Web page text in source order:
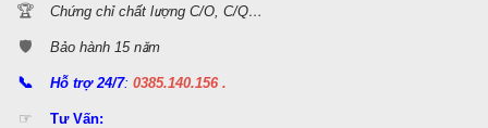
🏆 Chứng chỉ chất lượng C/O, C/Q…
🛡️ Bảo hành 15 năm
📞 Hỗ trợ 24/7:0385.140.156 .
☞ Tư Vấn: